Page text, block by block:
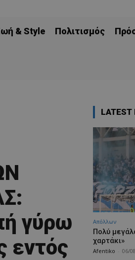
& Style Πολιτισμός
γύρω
εντός
LATEST
Απόλλων
Πολύ
χαρτάκι»
Afentiko 06/